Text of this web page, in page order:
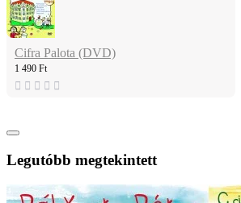
Cifra Palota (DVD)
1 490 Ft
Legutóbb megtekintett